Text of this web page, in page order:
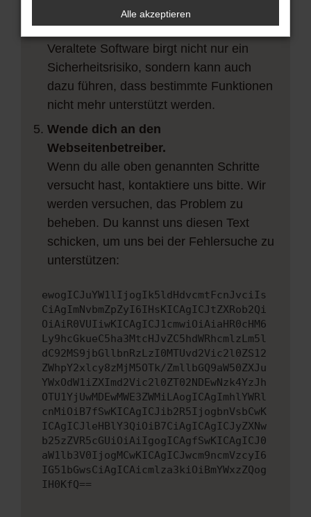
dein Betriebssystem auf dem neuesten
Stand sind.
Veraltete Software birgt nicht nur ein
Sicherheitsrisiko, sondern kann auch
dazu führen, dass bestimmte Funktionen
nicht mehr unterstützt werden.
Wende dich an den
Webseitenbetreiber.
Wenn du alle oben genannten Schritte
versucht hast, kontaktiere uns bitte. Wir
werden versuchen, das Problem zu
beheben. Du kannst uns diesen Text
schicken, um uns bei der Fehlersuche zu
unterstützen:
ewogICJuYW1lIjogIk5ldHdvcmtFcnJvciIs
CiAgImNvbmZpZyI6IHsKICAgICJtZXRob2Qi
OiAiR0VUIiwKICAgICJ1cmwiOiAiaHR0cHM6
Ly9hcGkueC5ha3MtcHJvZC5hdWRhcmlzLm5l
dC92MS9jbGllbnRzLzI0MTUvd2Vic2l0ZS12
ZWhpY2xlcy8zMjM5OTk/ZmllbGQ9aW50ZXJu
YWxOdW1iZXImd2Vic2l0ZT02NDEwNzk4YzJh
OTU1YjUwMDEwMWE3ZWMiLAogICAgImhlYWRl
cnMiOiB7fSwKICAgICJib2R5IjogbnVsbCwK
ICAgICJleHBlY3QiOiB7CiAgICAgICJyZXNw
b25zZVR5cGUiOiAiIgogICAgfSwKICAgICJ0
aW1lb3V0IjogMCwKICAgICJwcm9ncmVzcyI6
IG51bGwsCiAgICAicmlza3kiOiBmYWxzZQog
IH0KfQ==
Alle akzeptieren